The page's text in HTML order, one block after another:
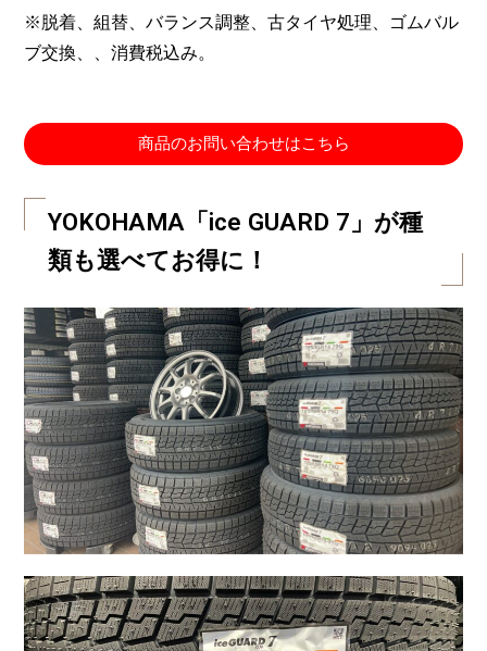
※脱着、組替、バランス調整、古タイヤ処理、ゴムバル
ブ交換、、消費税込み。
商品のお問い合わせはこちら
YOKOHAMA「ice GUARD 7」が種
類も選べてお得に！